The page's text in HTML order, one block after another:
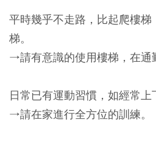
平時幾乎不走路，比起爬樓
梯。
→請有意識的使用樓梯，在通
日常已有運動習慣，如經常上
→請在家進行全方位的訓練。